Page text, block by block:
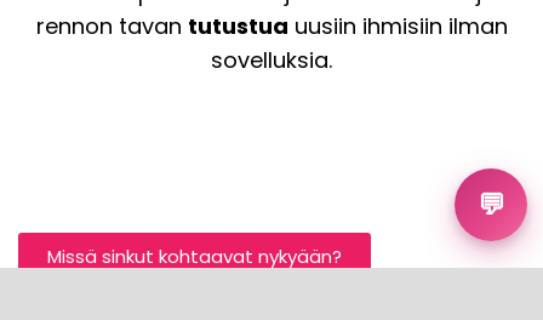
rennon tavan tutustua uusiin ihmisiin ilman
sovelluksia.
Missä sinkut kohtaavat nykyään?
💬